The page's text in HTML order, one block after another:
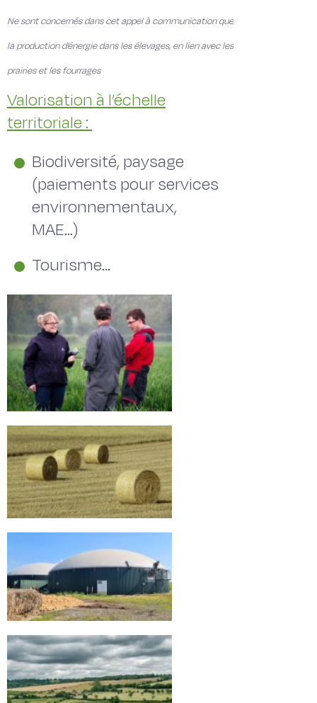
Ne sont concernés dans cet appel à communication que
la production d’énergie dans les élevages, en lien avec les
prairies et les fourrages
Valorisation à l’échelle
territoriale :
Biodiversité, paysage
(paiements pour services
environnementaux,
MAE…)
Tourisme…